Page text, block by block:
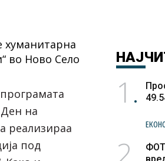
Ден на
реализираа
под
1
2